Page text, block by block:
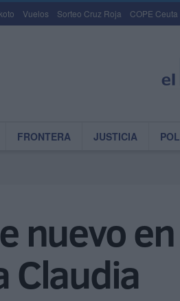
Vuelos Sorteo Cruz Roja COPE Ceuta
FRONTERA JUSTICIA
nuevo
Claudia